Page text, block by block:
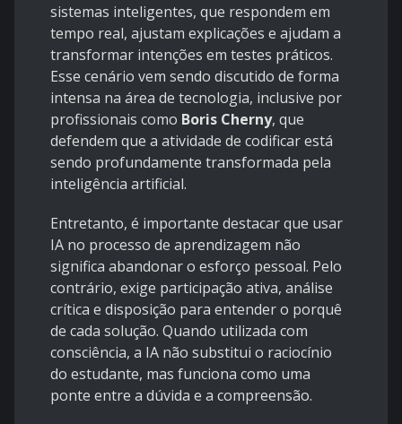
sistemas inteligentes, que respondem em
tempo real, ajustam explicações e ajudam a
transformar intenções em testes práticos.
Esse cenário vem sendo discutido de forma
intensa na área de tecnologia, inclusive por
profissionais como Boris Cherny, que
defendem que a atividade de codificar está
sendo profundamente transformada pela
inteligência artificial.
Entretanto, é importante destacar que usar
IA no processo de aprendizagem não
significa abandonar o esforço pessoal. Pelo
contrário, exige participação ativa, análise
crítica e disposição para entender o porquê
de cada solução. Quando utilizada com
consciência, a IA não substitui o raciocínio
do estudante, mas funciona como uma
ponte entre a dúvida e a compreensão.